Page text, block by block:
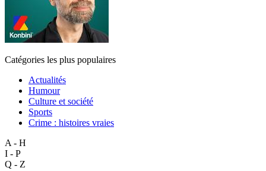
Catégories les plus populaires
Actualités
Humour
Culture et société
Sports
Crime : histoires vraies
A - H
I - P
Q - Z